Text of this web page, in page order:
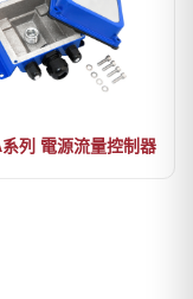
列 電源流量控制器